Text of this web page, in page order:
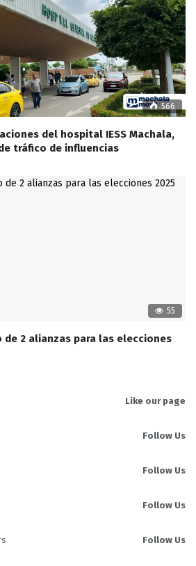
566
del hospital IESS Machala,
tráfico de influencias
55
de 2 alianzas para las elecciones
Like our page
Follow Us
Follow Us
Follow Us
Follow Us